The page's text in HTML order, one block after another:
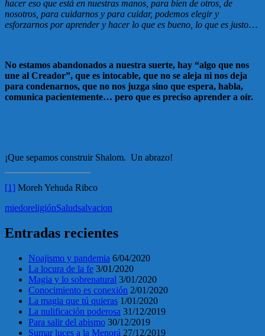
hacer eso que está en nuestras manos, para bien de otros, de
nosotros, para cuidarnos y para cuidar, podemos elegir y
esforzarnos por aprender y hacer lo que es bueno, lo que es justo…
No estamos abandonados a nuestra suerte, hay “algo que nos
une al Creador”, que es intocable, que no se aleja ni nos deja
para condenarnos, que no nos juzga sino que espera, habla,
comunica pacientemente… pero que es preciso aprender a oír.
¡Que sepamos construir Shalom. Un abrazo!
[1] Moreh Yehuda Ribco
miedoreligiónSaludsalvacion
Entradas recientes
Noajismo y pandemia 6/04/2020
La locura de la fe 3/01/2020
Magia y lo sobrenatural 3/01/2020
Conocimiento es conexión 2/01/2020
La magia que tú quieras 1/01/2020
La nulificación poderosa 31/12/2019
Para salir del abismo 30/12/2019
Sumar luces a la Menorá 27/12/2019